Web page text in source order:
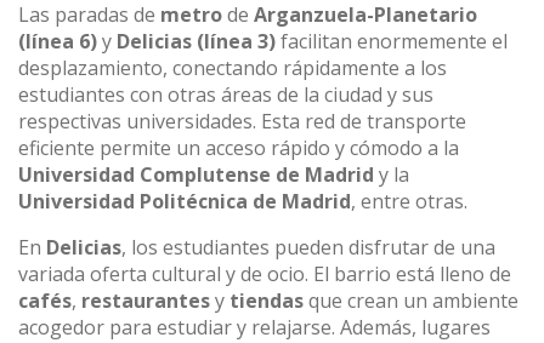
Las paradas de metrode Arganzuela-Planetario
(línea 6)y Delicias (línea 3)facilitan enormemente el
desplazamiento, conectando rápidamente a los
estudiantes con otras áreas de la ciudad y sus
respectivas universidades. Esta red de transporte
eficiente permite un acceso rápido y cómodo a la
Universidad Complutense de Madrid y la
Universidad Politécnica de Madrid, entre otras.
En Delicias, los estudiantes pueden disfrutar de una
variada oferta cultural y de ocio. El barrio está lleno de
cafés, restaurantesy tiendasque crean un ambiente
acogedor para estudiar y relajarse. Además, lugares